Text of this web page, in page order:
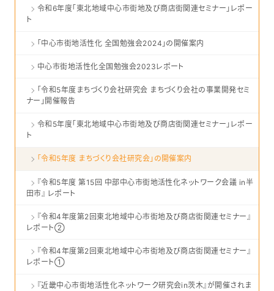
令和6年度「東北地域中心市街地及び商店街関連セミナー」レポー
ト
「中心市街地活性化 全国勉強会2024」の開催案内
中心市街地活性化全国勉強会2023レポート
「令和5年度まちづくり会社研究会 まちづくり会社の事業開発セミ
ナー」開催報告
令和5年度「東北地域中心市街地及び商店街関連セミナー」レポー
ト
「令和5年度 まちづくり会社研究会」の開催案内
『令和5年度 第15回 中部中心市街地活性化ネットワーク会議 in半
田市』 レポート
『令和4年度第2回東北地域中心市街地及び商店街関連セミナー』
レポート②
『令和4年度第2回東北地域中心市街地及び商店街関連セミナー』
レポート①
『近畿中心市街地活性化ネットワーク研究会in茨木』が開催されま